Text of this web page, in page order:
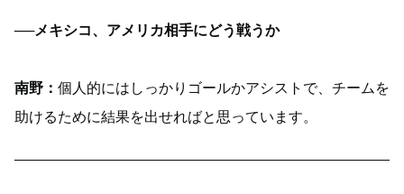
──メキシコ、アメリカ相手にどう戦うか
南野 ： 個人的にはしっかりゴールかアシストで、チームを
助けるために結果を出せればと思っています。